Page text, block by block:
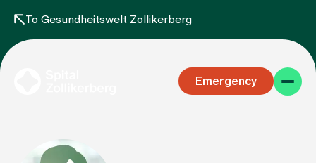
To Gesundheitswelt Zollikerberg
Emergency